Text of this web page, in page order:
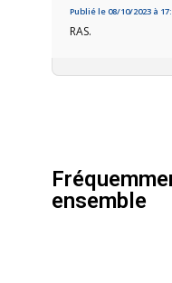
Publié le 08/10/2023 à
RAS.
ensemble